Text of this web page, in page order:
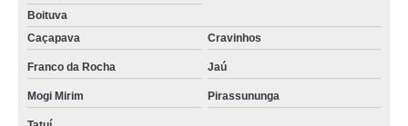
Boituva
Caçapava
Cravinhos
Franco da Rocha Jaú
Mogi Mirim Pirassununga